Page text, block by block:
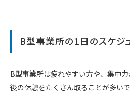
B型事業所の1日のスケジ
B型事業所は疲れやすい方や、集中
後の休憩をたくさん取ることが多いで